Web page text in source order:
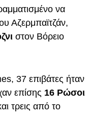
να
Αζερμπαϊτζάν,
στον Βόρειο
37 επιβάτες ήταν
επίσης 16 Ρώσοι
τρεις από το